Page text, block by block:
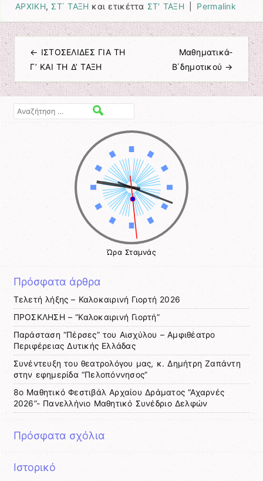
ΑΡΧΙΚΗ, ΣΤ΄ ΤΑΞΗ και ετικέττα ΣΤ' ΤΑΞΗ Permalink
Πλοήγηση άρθρων
← ΙΣΤΟΣΕΛΙΔΕΣ ΓΙΑ ΤΗ
Γ’ ΚΑΙ ΤΗ Δ’ ΤΑΞΗ
Μαθηματικά-
Β΄δημοτικού →
Αναζήτηση
Ώρα Σταμνάς
Πρόσφατα άρθρα
Τελετή λήξης – Καλοκαιρινή Γιορτή 2026
ΠΡΟΣΚΛΗΣΗ – “Καλοκαιρινή Γιορτή”
Παράσταση “Πέρσες” του Αισχύλου – Αμφιθέατρο
Περιφέρειας Δυτικής Ελλάδας
Συνέντευξη του θεατρολόγου μας, κ. Δημήτρη Ζαπάντη
στην εφημερίδα “Πελοπόννησος”
8ο Μαθητικό Φεστιβάλ Αρχαίου Δράματος “Αχαρνές
2026”- Πανελλήνιο Μαθητικό Συνέδριο Δελφών
Πρόσφατα σχόλια
Ιστορικό